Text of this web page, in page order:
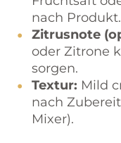
nach Produkt.
Zitrusnote
oder Zitrone
sorgen.
Textur: Mild
nach
Mixer).